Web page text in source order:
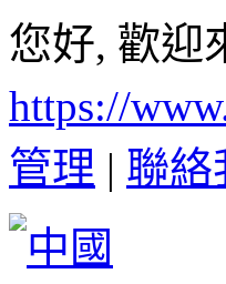
您好, 歡迎
https://
管理 | 聯絡